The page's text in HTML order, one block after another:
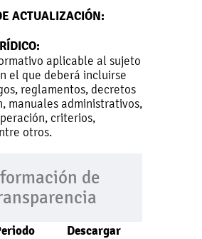
ACTUALIZACIÓN:
aplicable al sujeto
el que deberá incluirse
reglamentos, decretos
manuales administrativos,
criterios,
otros.
de
Descargar